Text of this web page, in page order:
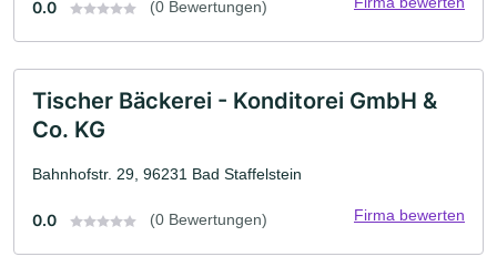
0.0 (0 Bewertungen)
Tischer Bäckerei - Konditorei GmbH &
Co. KG
Bahnhofstr. 29, 96231 Bad Staffelstein
0.0 (0 Bewertungen) Firma bewerten